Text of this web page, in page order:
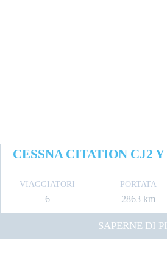
CESSNA CITATION CJ2
VIAGGIATORI
6
PORTATA
2863 km
SAPERNE DI